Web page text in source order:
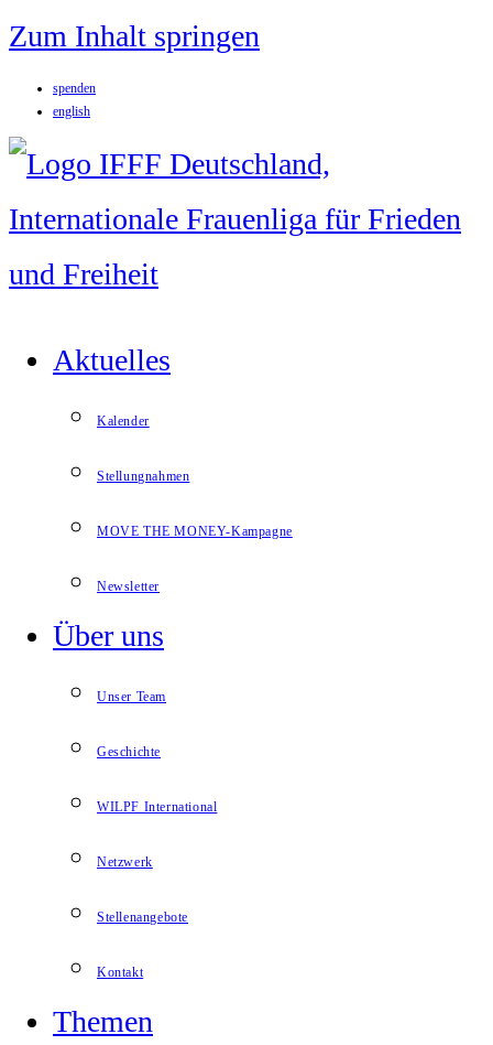
Zum Inhalt springen
spenden
english
Aktuelles
Kalender
Stellungnahmen
MOVE THE MONEY-Kampagne
Newsletter
Über uns
Unser Team
Geschichte
WILPF International
Netzwerk
Stellenangebote
Kontakt
Themen